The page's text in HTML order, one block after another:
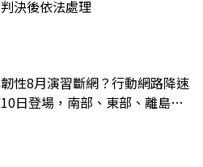
決後依法處理
性8月演習斷網？行動網路降速
日登場，南部、東部、離島為